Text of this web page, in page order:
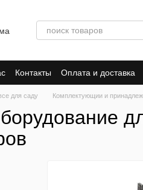
Контакты Оплата и доставка
для саду Комплектующии и